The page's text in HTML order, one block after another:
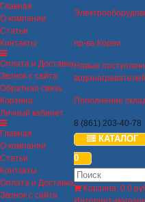
Главная
О компании
Статьи
Контакты
Оплата и Доставка
Звонок с сайта
Обратная связь
Корзина
Личный кабинет
Главная
О компании
Статьи
Контакты
Оплата и Доставка
Звонок с сайта
пр-ва Кореи
Новые
Пополнение
8 (861) 203-40-78
КАТАЛОГ
0
Корзина: 0 0